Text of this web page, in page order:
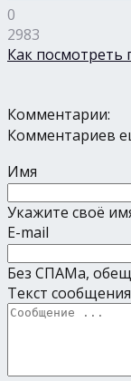
0
2983
Как посмотреть
Комментарии:
Комментариев
Имя
Укажите своё
E-mail
Без СПАМа,
Текст сообщения